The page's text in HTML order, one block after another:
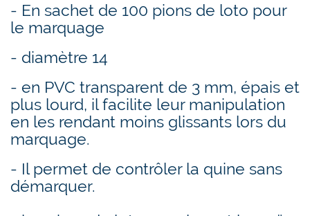
- En sachet de 100 pions de loto pour
le marquage
- diamètre 14
- en PVC transparent de 3 mm, épais et
plus lourd, il facilite leur manipulation
en les rendant moins glissants lors du
marquage.
- Il permet de contrôler la quine sans
démarquer.